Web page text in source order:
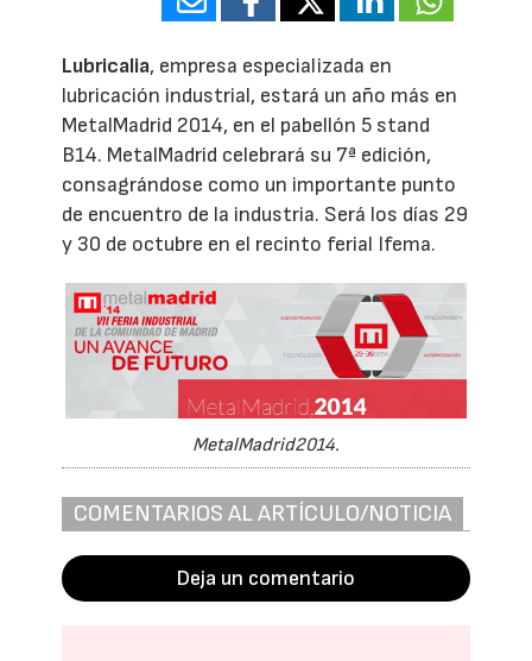
Lubricalia, empresa especializada en
lubricación industrial, estará un año más en
MetalMadrid 2014, en el pabellón 5 stand
B14. MetalMadrid celebrará su 7ª edición,
consagrándose como un importante punto
de encuentro de la industria. Será los días 29
y 30 de octubre en el recinto ferial Ifema.
MetalMadrid2014.
COMENTARIOS AL ARTÍCULO/NOTICIA
Deja un comentario